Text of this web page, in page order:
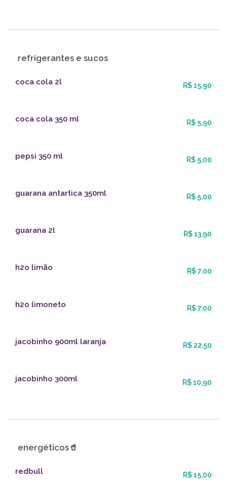
refrigerantes e sucos
coca cola 2l R$ 15,90
coca cola 350 ml R$ 5,90
pepsi 350 ml R$ 5,00
guarana antartica 350ml R$ 5,00
guarana 2l R$ 13,90
h2o limão R$ 7,00
h2o limoneto R$ 7,00
jacobinho 900ml laranja R$ 22,50
jacobinho 300ml R$ 10,90
energéticos🥤
redbull R$ 15,00